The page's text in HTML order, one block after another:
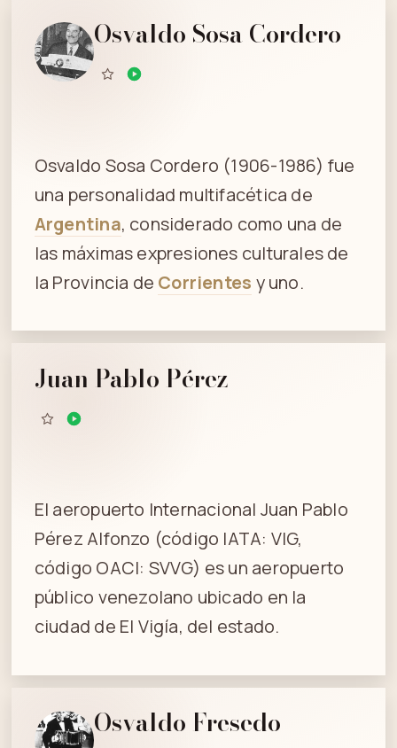
Osvaldo Sosa Cordero
Osvaldo Sosa Cordero (1906-1986) fue
una personalidad multifacética de
Argentina, considerado como una de
las máximas expresiones culturales de
la Provincia de Corrientes y uno.
Juan Pablo Pérez
El aeropuerto Internacional Juan Pablo
Pérez Alfonzo (código IATA: VIG,
código OACI: SVVG) es un aeropuerto
público venezolano ubicado en la
ciudad de El Vigía, del estado.
Osvaldo Fresedo